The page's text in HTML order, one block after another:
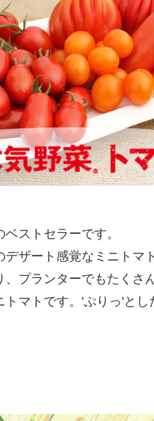
ストセラーです。
ザート感覚なミニトマ
プランターでもたくさ
マトです。'ぷりっ'と